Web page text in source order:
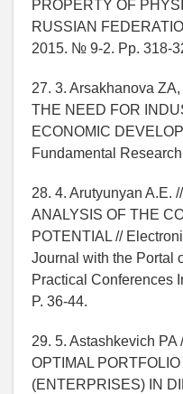
PROPERTY OF
RUSSIAN
2015. № 9-2. Pp. 318-
27. 3. Arsakhanova
THE NEED FOR
ECONOMIC
Fundamental
28. 4. Arutyunyan A.E.
ANALYSIS OF THE
POTENTIAL //
Journal with the Portal
Practical Conferences
P. 36-44.
29. 5. Astashkevich PA
OPTIMAL
(ENTERPRISES) IN